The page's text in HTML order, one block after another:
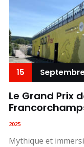
15
Le Grand Prix
2025
Mythique et